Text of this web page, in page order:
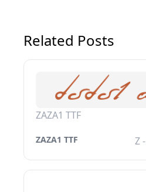
Related Posts
ZAZA1 TTF
ZAZA1 TTF Z